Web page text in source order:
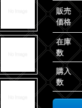
販売
価格
在庫
数
購入
数